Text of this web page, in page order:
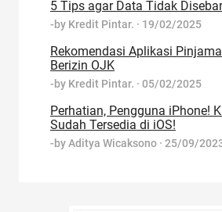
5 Tips agar Data Tidak
-by Kredit Pintar. · 19/02/2025
Rekomendasi Aplikasi
Berizin OJK
-by Kredit Pintar. · 05/02/2025
Perhatian, Pengguna iPhone!
Sudah Tersedia di iOS!
-byAditya Wicaksono · 25/09/